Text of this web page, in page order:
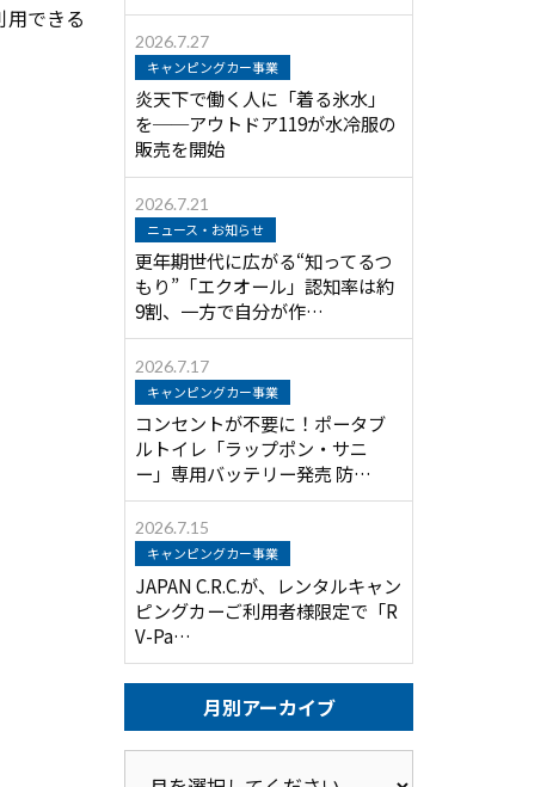
できる
2026.7.27
キャンピングカー事業
炎天下で働く人に「着る氷水」
を──アウトドア119が水冷服の
販売を開始
2026.7.21
ニュース・お知らせ
更年期世代に広がる“知ってるつ
もり”「エクオール」認知率は約
9割、一方で自分が作…
2026.7.17
キャンピングカー事業
コンセントが不要に！ポータブ
ルトイレ「ラップポン・サニ
ー」専用バッテリー発売 防…
2026.7.15
キャンピングカー事業
JAPAN C.R.C.が、レンタルキャン
ピングカーご利用者様限定で「R
V-Pa…
月別アーカイブ